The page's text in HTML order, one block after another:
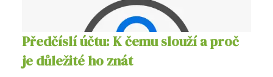
Předčíslí účtu: K čemu slouží a proč
je důležité ho znát